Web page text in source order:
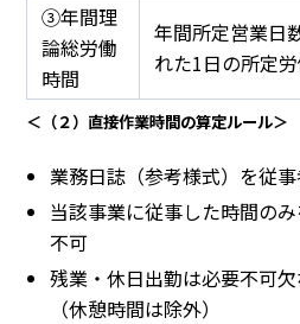
③年間理
論総労働
時間
年間所定営業日
れた1日の所定
＜（２）直接作業時間の算定ルール＞
業務日誌（参考様式）を従
当該事業に従事した時間の
不可
残業・休日出勤は必要不可
（休憩時間は除外）